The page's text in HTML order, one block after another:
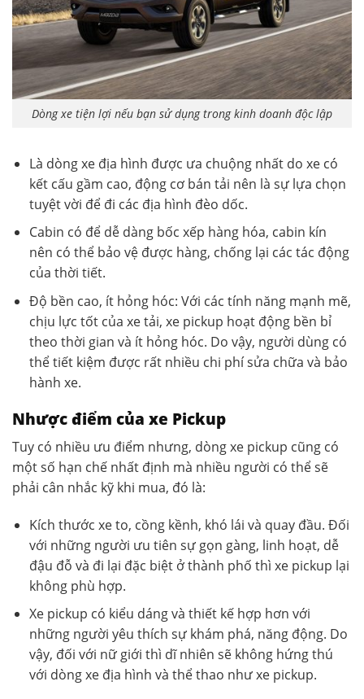
Dòng xe tiện lợi nếu bạn sử dụng trong kinh doanh độc lập
Là dòng xe địa hình được ưa chuộng nhất do xe có
kết cấu gầm cao, động cơ bán tải nên là sự lựa chọn
tuyệt vời để đi các địa hình đèo dốc.
Cabin có để dễ dàng bốc xếp hàng hóa, cabin kín
nên có thể bảo vệ được hàng, chống lại các tác động
của thời tiết.
Độ bền cao, ít hỏng hóc: Với các tính năng mạnh mẽ,
chịu lực tốt của xe tải, xe pickup hoạt động bền bỉ
theo thời gian và ít hỏng hóc. Do vậy, người dùng có
thể tiết kiệm được rất nhiều chi phí sửa chữa và bảo
hành xe.
Nhược điểm của xe Pickup
Tuy có nhiều ưu điểm nhưng, dòng xe pickup cũng có
một số hạn chế nhất định mà nhiều người có thể sẽ
phải cân nhắc kỹ khi mua, đó là:
Kích thước xe to, cồng kềnh, khó lái và quay đầu. Đối
với những người ưu tiên sự gọn gàng, linh hoạt, dễ
đậu đỗ và đi lại đặc biệt ở thành phố thì xe pickup lại
không phù hợp.
Xe pickup có kiểu dáng và thiết kế hợp hơn với
những người yêu thích sự khám phá, năng động. Do
vậy, đối với nữ giới thì dĩ nhiên sẽ không hứng thú
với dòng xe địa hình và thể thao như xe pickup.